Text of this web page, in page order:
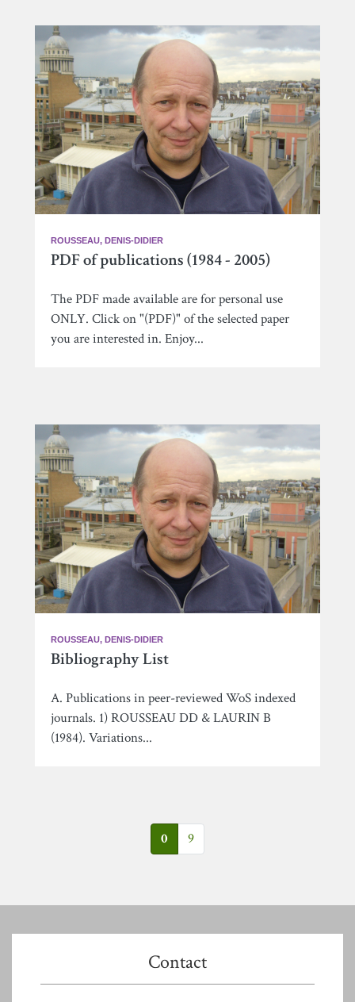
ROUSSEAU, DENIS-DIDIER
PDF of publications (1984 - 2005)
The PDF made available are for personal use
ONLY. Click on "(PDF)" of the selected paper
you are interested in. Enjoy...
ROUSSEAU, DENIS-DIDIER
Bibliography List
A. Publications in peer-reviewed WoS indexed
journals. 1) ROUSSEAU DD & LAURIN B
(1984). Variations...
0 9
Contact